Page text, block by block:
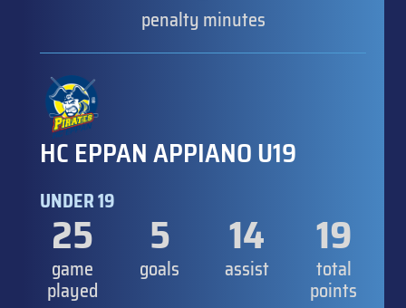
penalty minutes
HC EPPAN APPIANO U19
UNDER 19
25
game
played
5
goals
14
assist
19
total
points